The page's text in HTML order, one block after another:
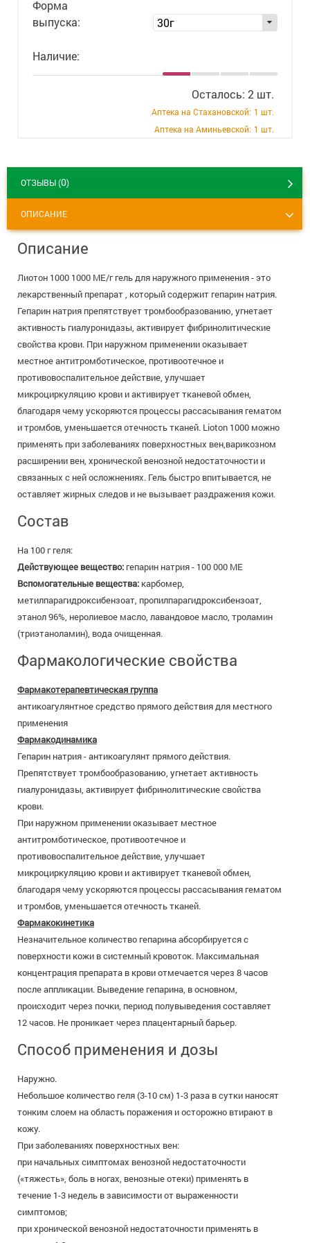
+7 (495) 921-40-74
Форма
выпуска:
30г
Наличие:
Осталось: 2 шт.
Аптека на Стахановской: 1 шт.
Аптека на Аминьевской: 1 шт.
ОТЗЫВЫ (0)
ОПИСАНИЕ
Описание
Лиотон 1000 1000 МЕ/г гель для наружного применения - это
лекарственный препарат , который содержит гепарин натрия.
Гепарин натрия препятствует тромбообразованию, угнетает
активность гиалуронидазы, активирует фибринолитические
свойства крови. При наружном применении оказывает
местное антитромботическое, противоотечное и
противовоспалительное действие, улучшает
микроциркуляцию крови и активирует тканевой обмен,
благодаря чему ускоряются процессы рассасывания гематом
и тромбов, уменьшается отечность тканей. Lioton 1000 можно
применять при заболеваниях поверхностных вен,варикозном
расширении вен, хронической венозной недостаточности и
связанных с ней осложнениях. Гель быстро впитывается, не
оставляет жирных следов и не вызывает раздражения кожи.
Состав
На 100 г геля:
Действующее вещество: гепарин натрия - 100 000 МЕ
Вспомогательные вещества: карбомер,
метилпарагидроксибензоат, пропилпарагидроксибензоат,
этанол 96%, неролиевое масло, лавандовое масло, троламин
(триэтаноламин), вода очищенная.
Фармакологические свойства
Фармакотерапевтическая группа
антикоагулянтное средство прямого действия для местного
применения
Фармакодинамика
Гепарин натрия - антикоагулянт прямого действия.
Препятствует тромбообразованию, угнетает активность
гиалуронидазы, активирует фибринолитические свойства
крови.
При наружном применении оказывает местное
антитромботическое, противоотечное и
противовоспалительное действие, улучшает
микроциркуляцию крови и активирует тканевой обмен,
благодаря чему ускоряются процессы рассасывания гематом
и тромбов, уменьшается отечность тканей.
Фармакокинетика
Незначительное количество гепарина абсорбируется с
поверхности кожи в системный кровоток. Максимальная
концентрация препарата в крови отмечается через 8 часов
после аппликации. Выведение гепарина, в основном,
происходит через почки, период полувыведения составляет
12 часов. Не проникает через плацентарный барьер.
Способ применения и дозы
Наружно.
Небольшое количество геля (3-10 см) 1-3 раза в сутки наносят
тонким слоем на область поражения и осторожно втирают в
кожу.
При заболеваниях поверхностных вен:
при начальных симптомах венозной недостаточности
(«тяжесть», боль в ногах, венозные отеки) применять в
течение 1-3 недель в зависимости от выраженности
симптомов;
при хронической венозной недостаточности применять в